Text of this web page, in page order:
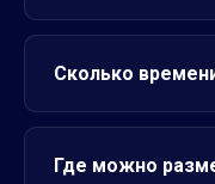
Сколько
Где можно